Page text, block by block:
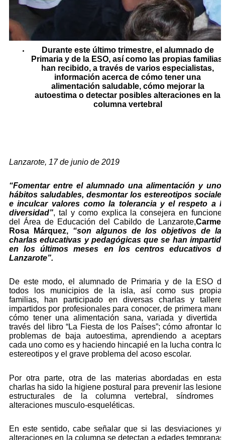
Durante este último trimestre, el alumnado de
Primaria y de la ESO, así como las propias familias,
han recibido, a través de varios especialistas,
información acerca de cómo tener una
alimentación saludable, cómo mejorar la
autoestima o detectar posibles alteraciones en la
columna vertebral
Lanzarote, 17 de junio de 2019
“Fomentar entre el alumnado una alimentación y
hábitos saludables, desmontar los estereotipos
e inculcar valores como la tolerancia y el respeto a
diversidad”, tal y como explica la consejera en
del Área de Educación del Cabildo de Lanzarote,
Rosa Márquez, “son algunos de los objetivos de
charlas educativas y pedagógicas que se han
en los últimos meses en los centros educativos
Lanzarote”.
De este modo, el alumnado de Primaria y de la ESO
todos los municipios de la isla, así como sus
familias, han participado en diversas charlas y
impartidos por profesionales para conocer, de primera
cómo tener una alimentación sana, variada y divertida
través del libro “La Fiesta de los Países”; cómo afrontar
problemas de baja autoestima, aprendiendo a
cada uno como es y haciendo hincapié en la lucha contra
estereotipos y el grave problema del acoso escolar.
Por otra parte, otra de las materias abordadas en
charlas ha sido la higiene postural para prevenir las
estructurales de la columna vertebral, síndromes
alteraciones musculo-esqueléticas.
En este sentido, cabe señalar que si las desviaciones y/
alteraciones en la columna se detectan a edades